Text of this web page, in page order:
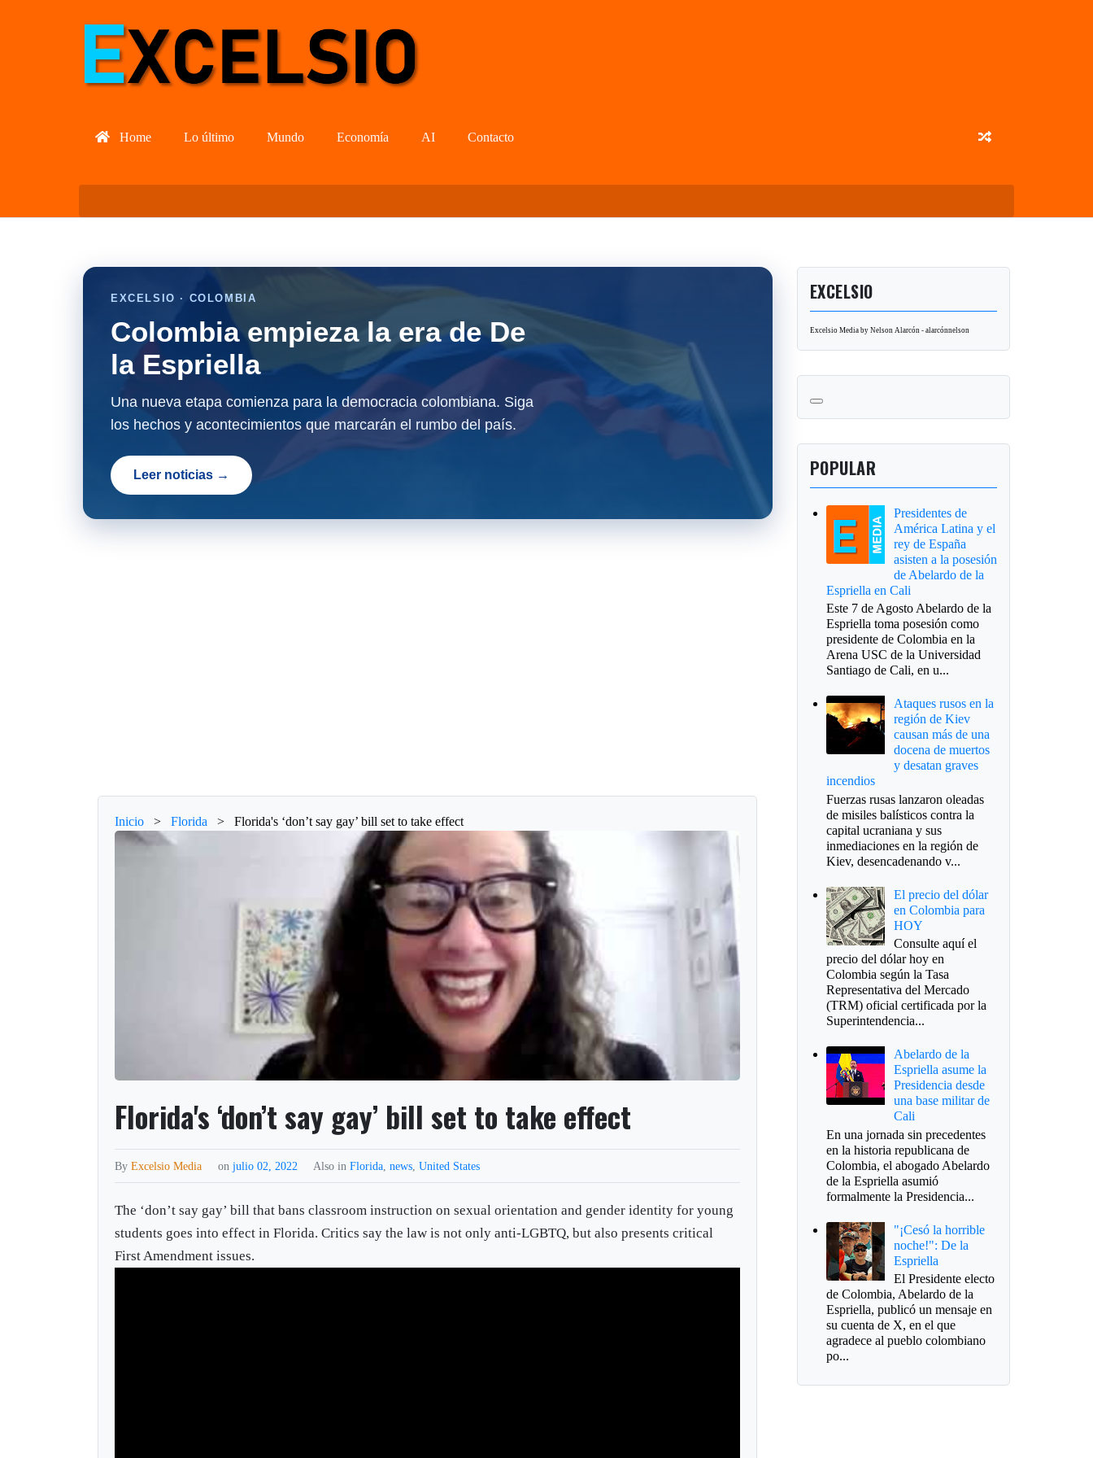
Home Lo último Mundo Economía AI Contacto
EXCELSIO · COLOMBIA
Colombia empieza la era de De
la Espriella
Una nueva etapa comienza para la democracia colombiana. Siga
los hechos y acontecimientos que marcarán el rumbo del país.
Leer noticias →
Inicio > Florida > Florida's ‘don’t say gay’ bill set to take effect
Florida's ‘don’t say gay’ bill set to take effect
ByExcelsio Media onjulio 02, 2022 Also inFlorida ,news ,United States
The ‘don’t say gay’ bill that bans classroom instruction on sexual orientation and gender identity for young
students goes into effect in Florida. Critics say the law is not only anti-LGBTQ, but also presents critical
First Amendment issues.
EXCELSIO
Excelsio Media by Nelson Alarcón - alarcónnelson
POPULAR
Presidentes de
América Latina y el
rey de España
asisten a la posesión
de Abelardo de la
Espriella en Cali
Este 7 de Agosto Abelardo de la
Espriella toma posesión como
presidente de Colombia en la
Arena USC de la Universidad
Santiago de Cali, en u...
Ataques rusos en la
región de Kiev
causan más de una
docena de muertos
y desatan graves
incendios
Fuerzas rusas lanzaron oleadas
de misiles balísticos contra la
capital ucraniana y sus
inmediaciones en la región de
Kiev, desencadenando v...
El precio del dólar
en Colombia para
HOY
Consulte aquí el
precio del dólar hoy en
Colombia según la Tasa
Representativa del Mercado
(TRM) oficial certificada por la
Superintendencia...
Abelardo de la
Espriella asume la
Presidencia desde
una base militar de
Cali
En una jornada sin precedentes
en la historia republicana de
Colombia, el abogado Abelardo
de la Espriella asumió
formalmente la Presidencia...
"¡Cesó la horrible
noche!": De la
Espriella
El Presidente electo
de Colombia, Abelardo de la
Espriella, publicó un mensaje en
su cuenta de X, en el que
agradece al pueblo colombiano
po...